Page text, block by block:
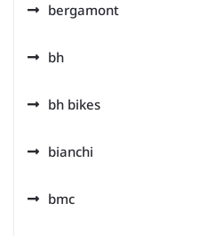
bergamont
bh
bh bikes
bianchi
bmc